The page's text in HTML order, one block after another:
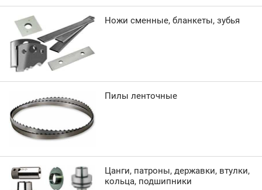
Ножи сменные, бланкеты, зубья
Пилы ленточные
Цанги, патроны, державки, втулки,
кольца, подшипники